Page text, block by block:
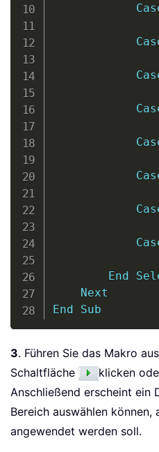
End
Next
End
Sub
3. Führen Sie das Makro
Schaltfläche
klicken
Anschließend erscheint ein
Bereich auswählen können,
angewendet werden soll.